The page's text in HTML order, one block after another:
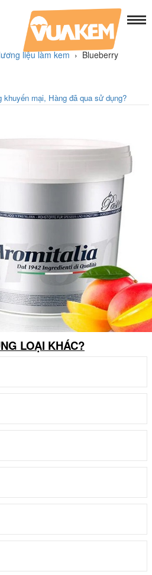
liệu làm kem› Blueberry
khuyến mại, Hàng đã qua sử dụng?
LOẠI KHÁC?